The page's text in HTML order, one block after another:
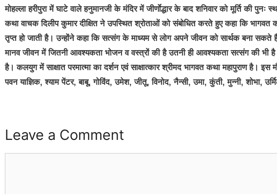
मोहल्ला हरीपुरा में घाटे वाले हनुमानजी के मंदिर में जीर्णाेद्धार के बाद शनिवार को मूर्ति की पुनः
कथा वाचक दिलीप कुमार दीक्षित ने उपस्थित श्रोताओं को संबोधित करते हुए कहा कि
तृप्त हो जाती है। उन्होंने कहा कि सत्संग के माध्यम से लोग अपने जीवन को सार्थक बना
मानव जीवन में जितनी आवश्यकता भोजन व वस्त्रों की है उतनी ही आवश्यकता सत्संग की भी है।
है। कलयुग में साक्षात परमात्मा का दर्शन एवं साक्षात्कार श्रीमद भागवत कथा महापुराण है।
पवन याज्ञिक, श्याम पेंटर, बाबू, गोविंद, उमेश, जीतू, विनोद, नैन्सी, उमा, कुंती, मुन्नी, शोभा,
Leave a Comment